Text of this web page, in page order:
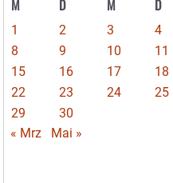
M D M D
1 2 3 4
8
9 10 11
15
16 17 18
22
23 24 25
29
30
« Mrz
Mai »